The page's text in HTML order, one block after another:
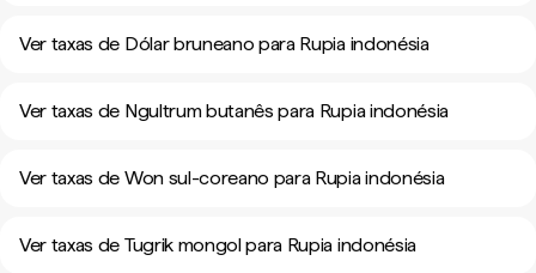
Ver taxas de Dólar bruneano para Rupia indonésia
Ver taxas de Ngultrum butanês para Rupia indonésia
Ver taxas de Won sul-coreano para Rupia indonésia
Ver taxas de Tugrik mongol para Rupia indonésia